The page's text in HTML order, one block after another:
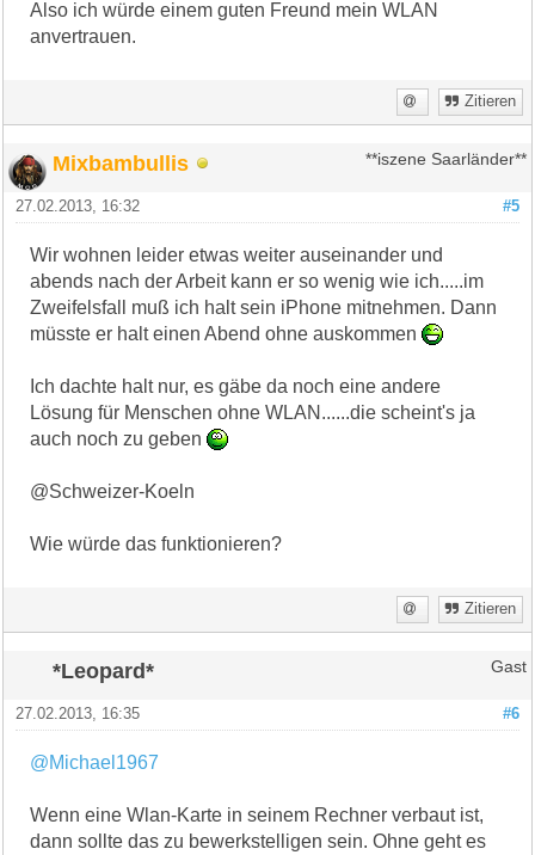
Also ich würde einem guten Freund mein WLAN
anvertrauen.
Zitieren
Mixbambullis **iszene Saarländer**
#5
27.02.2013, 16:32
Wir wohnen leider etwas weiter auseinander und
abends nach der Arbeit kann er so wenig wie ich.....im
Zweifelsfall muß ich halt sein iPhone mitnehmen. Dann
müsste er halt einen Abend ohne auskommen
Ich dachte halt nur, es gäbe da noch eine andere
Lösung für Menschen ohne WLAN......die scheint's ja
auch noch zu geben
@Schweizer-Koeln
Wie würde das funktionieren?
Zitieren
*Leopard* Gast
#6
27.02.2013, 16:35
@Michael1967
Wenn eine Wlan-Karte in seinem Rechner verbaut ist,
dann sollte das zu bewerkstelligen sein. Ohne geht es